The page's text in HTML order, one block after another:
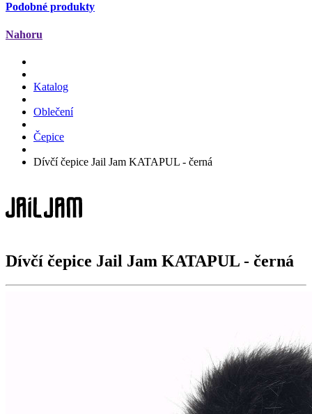
Podobné produkty
Nahoru
Katalog
Oblečení
Čepice
Dívčí čepice Jail Jam KATAPUL - černá
Dívčí čepice Jail Jam KATAPUL - černá